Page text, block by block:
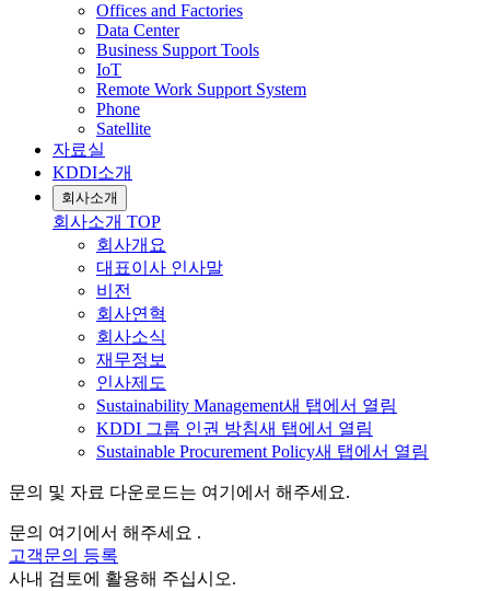
Offices and Factories
Data Center
Business Support Tools
IoT
Remote Work Support System
Phone
Satellite
자료실
KDDI소개
회사소개
회사소개 TOP
회사개요
대표이사 인사말
비전
회사연혁
회사소식
재무정보
인사제도
Sustainability Management새 탭에서 열림
KDDI 그룹 인권 방침새 탭에서 열림
Sustainable Procurement Policy새 탭에서 열림
문의 및 자료 다운로드는 여기에서 해주세요.
문의 여기에서 해주세요 .
고객문의 등록
사내 검토에 활용해 주십시오.